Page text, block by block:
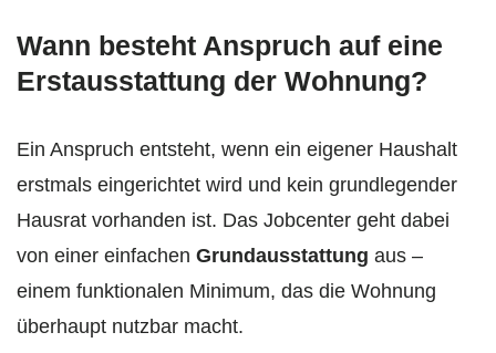
Wann besteht Anspruch auf eine
Erstausstattung der Wohnung?
Ein Anspruch entsteht, wenn ein eigener Haushalt
erstmals eingerichtet wird und kein grundlegender
Hausrat vorhanden ist. Das Jobcenter geht dabei
von einer einfachen Grundausstattung aus –
einem funktionalen Minimum, das die Wohnung
überhaupt nutzbar macht.